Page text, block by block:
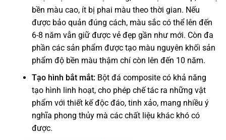
bền màu cao, ít bị phai màu theo thời gian. Nếu
được bảo quản đúng cách, màu sắc có thể lên đến
6-8 năm vẫn giữ được vẻ đẹp gần như mới. Còn đa
phần các sản phẩm được tạo màu nguyên khối sản
phẩm độ bền màu thậm chí còn lên đến 10 năm.
Tạo hình bắt mắt: Bột đá composite có khả năng
tạo hình linh hoạt, cho phép chế tác ra những vật
phẩm với thiết kế độc đáo, tinh xảo, mang nhiều ý
nghĩa phong thủy mà các chất liệu khác khó có
được.